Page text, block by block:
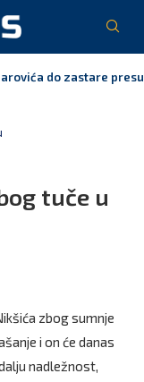
do zastare
tuče u
zbog sumnje
i on će danas
nadležnost,